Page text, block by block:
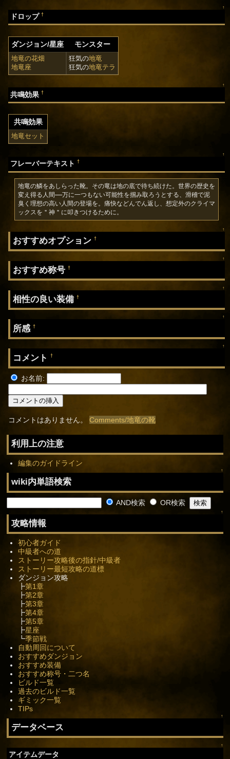
↑
ドロップ†
ダンジョン/星座 モンスター
地竜の花畑
地竜座
狂気の地竜
狂気の地竜テラ
↑
共鳴効果†
共鳴効果
地竜セット
↑
フレーバーテキスト†
地竜の鱗をあしらった靴。その竜は地の底で待ち続けた。世界の歴史を
変え得る人間——万に一つもない可能性を掴み取ろうとする、滑稽で泥
臭く理想の高い人間の登場を。痛快などんでん返し、想定外のクライマ
ックスを＂神＂に叩きつけるために。
↑
おすすめオプション†
↑
おすすめ称号†
↑
相性の良い装備†
↑
所感†
↑
コメント†
お名前:
コメントはありません。Comments/地竜の靴
利用上の注意
編集のガイドライン
↑
wiki内単語検索
AND検索 OR検索
↑
攻略情報
初心者ガイド
中級者への道
ストーリー攻略後の指針/中級者
ストーリー最短攻略の道標
ダンジョン攻略
┣第1章
┣第2章
┣第3章
┣第4章
┣第5章
┣星座
┗季節戦
自動周回について
おすすめダンジョン
おすすめ装備
おすすめ称号・二つ名
ビルド一覧
過去のビルド一覧
ギミック一覧
TIPs
↑
データベース
↑
アイテムデータ